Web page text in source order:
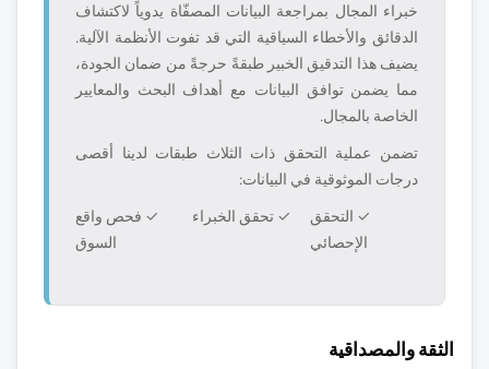
خبراء المجال بمراجعة البيانات المصفّاة يدوياً لاكتشاف
الدقائق والأخطاء السياقية التي قد تفوت الأنظمة الآلية.
يضيف هذا التدقيق الخبير طبقةً حرجةً من ضمان الجودة،
مما يضمن توافق البيانات مع أهداف البحث والمعايير
الخاصة بالمجال.
تضمن عملية التحقق ذات الثلاث طبقات لدينا أقصى
درجات الموثوقية في البيانات:
✓ التحقق
الإحصائي
✓ تحقق الخبراء
✓ فحص واقع
السوق
الثقة والمصداقية